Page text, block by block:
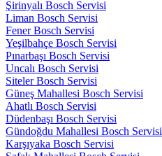
Şirinyalı Bosch Servisi
Liman Bosch Servisi
Fener Bosch Servisi
Yeşilbahçe Bosch Servisi
Pınarbaşı Bosch Servisi
Uncalı Bosch Servisi
Siteler Bosch Servisi
Güneş Mahallesi Bosch Servisi
Ahatlı Bosch Servisi
Düdenbaşı Bosch Servisi
Gündoğdu Mahallesi Bosch Servisi
Karşıyaka Bosch Servisi